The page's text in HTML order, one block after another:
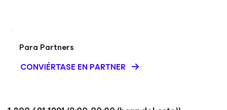
Para Partners
CONVIÉRTASE EN PARTNER